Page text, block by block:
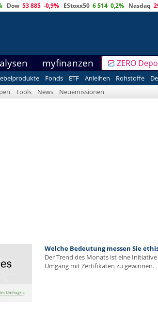
Dow 53 885 -0,9% EStoxx50 6 514 0,2% Nasdaq
myfinanzen ZERO
Fonds ETF Anleihen Rohstoffe
Tools News Neuemissionen
Welche Bedeutung messen Sie
Der Trend des Monats ist eine
Umgang mit Zertifikaten zu gewinnen.